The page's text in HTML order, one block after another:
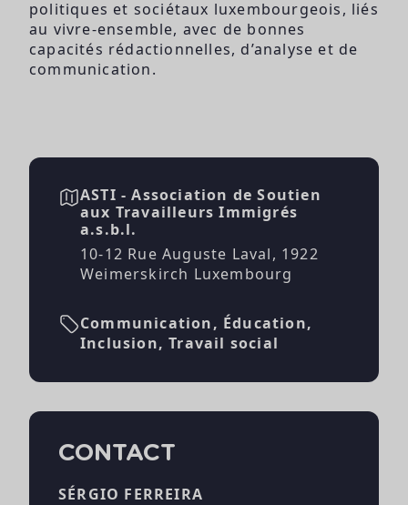
politiques et sociétaux luxembourgeois, liés
au vivre-ensemble, avec de bonnes
capacités rédactionnelles, d’analyse et de
communication.
ASTI - Association de Soutien
aux Travailleurs Immigrés
a.s.b.l.
10-12 Rue Auguste Laval, 1922
Weimerskirch Luxembourg
Communication, Éducation,
Inclusion, Travail social
CONTACT
SÉRGIO FERREIRA